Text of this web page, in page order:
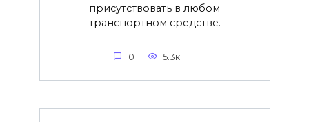
присутствовать в любом
транспортном средстве.
0 5.3к.